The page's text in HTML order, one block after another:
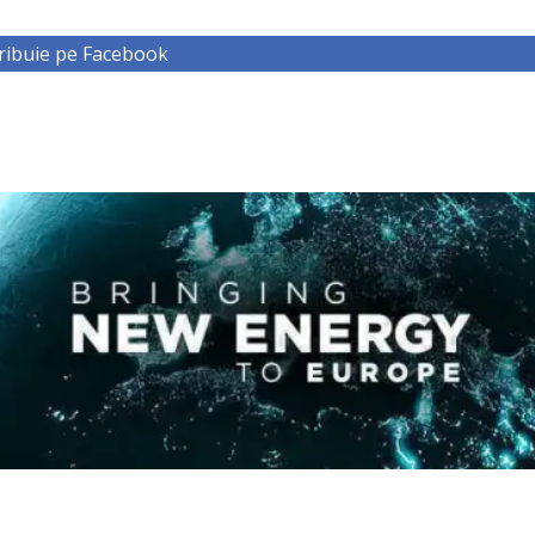
pe Facebook